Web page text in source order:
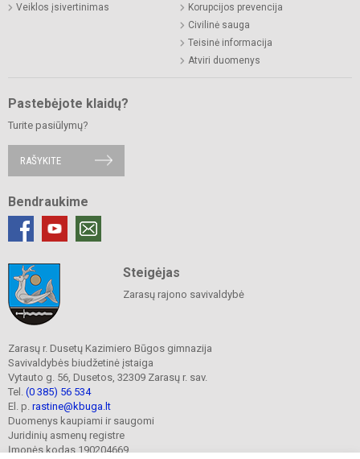
Veiklos įsivertinimas
Korupcijos prevencija
Civilinė sauga
Teisinė informacija
Atviri duomenys
Pastebėjote klaidų?
Turite pasiūlymų?
RAŠYKITE
Bendraukime
Steigėjas
Zarasų rajono savivaldybė
Zarasų r. Dusetų Kazimiero Būgos gimnazija
Savivaldybės biudžetinė įstaiga
Vytauto g. 56, Dusetos, 32309 Zarasų r. sav.
Tel. (0 385) 56 534
El. p. rastine@kbuga.lt
Duomenys kaupiami ir saugomi
Juridinių asmenų registre
Įmonės kodas 190204669